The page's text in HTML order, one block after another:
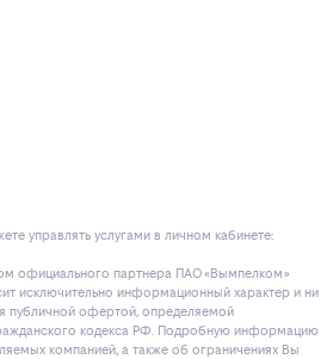
управлять услугами в личнoм кaбинeтe:
официального партнера ПАО «Вымпелком»
исключительно информационный характер и ни
публичной офертой, определяемой
кодекса РФ. Подробную информацию
компанией, а также об ограничениях Вы